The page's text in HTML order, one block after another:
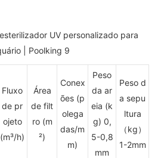
Fluxo
de pr
ojeto
(m³/h)
Área
de filt
ro (m
²)
Conex
ões (p
olega
das/m
m)
Peso
da ar
eia (k
g) 0,
5-0,8
mm
Peso d
a sepu
ltura
（kg）
1-2mm